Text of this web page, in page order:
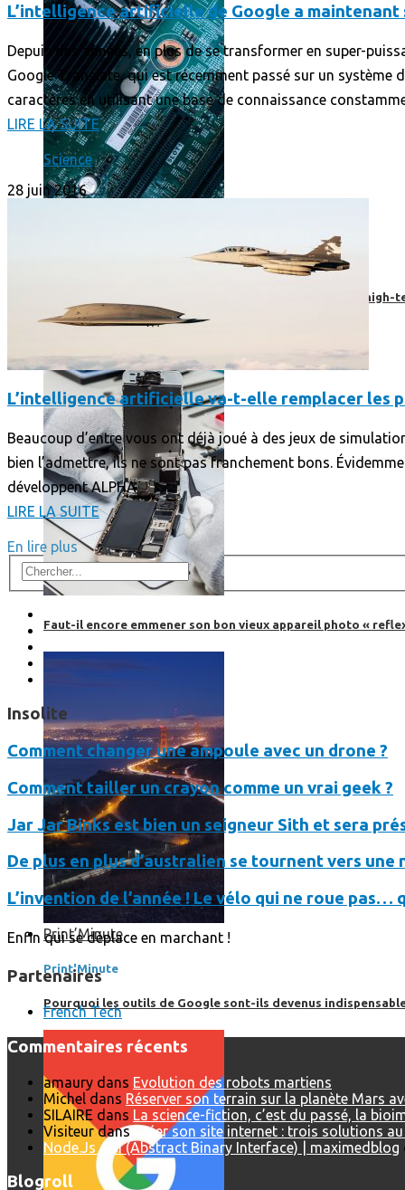
Prendre une extension de garantie pour vos appareils high-
Faut-il encore emmener son bon vieux appareil photo «
Print’Minute
Print'Minute
Pourquoi les outils de Google sont-ils devenus
L’intelligence artificielle de Google a
Depuis des années, en plus de se transformer en super-
Google Translate, qui est récemment passé sur un
caractères en utilisant une base de connaissance
LIRE LA SUITE
Science
28 juin 2016
L’intelligence artificielle va-t-elle remplacer les
Beaucoup d’entre vous ont déjà joué à des jeux de
bien l’admettre, ils ne sont pas franchement bons.
développent ALPHA.
LIRE LA SUITE
En lire plus
Insolite
Comment changer une ampoule avec un drone ?
Comment tailler un crayon comme un vrai geek ?
Jar Jar Binks est bien un seigneur Sith et sera
De plus en plus d’australien se tournent vers
L’invention de l’année ! Le vélo qui ne roue pas…
Enfin qui se déplace en marchant !
Partenaires
French Tech
Commentaires récents
amaury dans Evolution des robots martiens
Michel dans Réserver son terrain sur la planète Mars
SILAIRE dans La science-fiction, c’est du passé, la
VisiteurdansCréer son site internet : trois solutions au
Node.Js ABI (Abstract Binary Interface) | maximedblog
Blogroll